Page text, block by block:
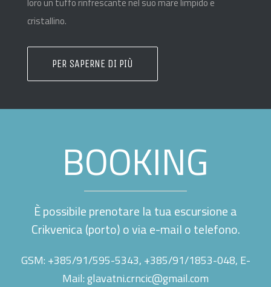
cristallino.
PER SAPERNE DI PIÙ
BOOKING
È possibile prenotare la tua escursione a
Crikvenica (porto) o via e-mail o telefono.
GSM: +385/91/595-5343, +385/91/1853-048, E-
Mail:glavatni.crncic@gmail.com